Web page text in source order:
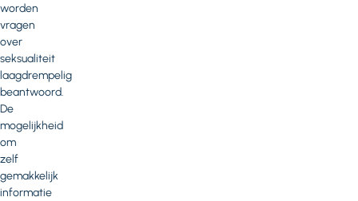
worden
vragen
over
seksualiteit
laagdrempelig
beantwoord.
De
mogelijkheid
om
zelf
gemakkelijk
informatie